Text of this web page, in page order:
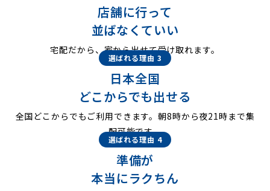
店舗に行って
並ばなくていい
宅配だから、家から出せて受け取れます。
選ばれる理由 3
日本全国
どこからでも出せる
全国どこからでもご利用できます。朝8時から夜21時まで集
配可能です。
選ばれる理由 4
準備が
本当にラクちん